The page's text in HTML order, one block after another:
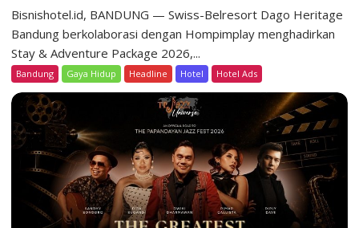
i
t
g
e
e
a
-
B
r
e
Bisnishotel.id, BANDUNG — Swiss-Belresort Dago Heritage
Bandung berkolaborasi dengan Hompimplay menghadirkan
Stay & Adventure Package 2026,...
Bandung Gaya Hidup Headline Hotel Hotel Ads